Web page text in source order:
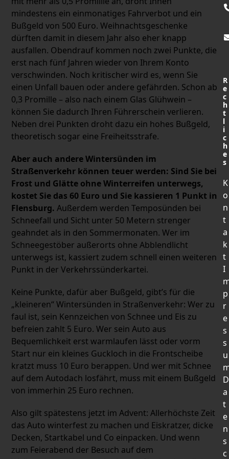
mindestens ein einmonatiges Fahrverbot und ein
Bußgeld von 500 Euro. Weihnachtsgeschenke
dürften damit in diesem Jahr also eher knapp
ausfallen. Obendrauf kommen noch zwei Punkte, die
erst nach fünf Jahren wieder von Ihrem Konto
verschwinden. Noch kritischer wird es, wenn Sie
einen Unfall bauen oder andere gefährden. Schon ab
0,3 Promille – also nach einem Glas Glühwein –
können Sie dadurch Ihren Führerschein verlieren.
Neben drei Punkten droht dazu ein hohes Bußgeld,
theoretisch sogar eine Freiheitsstrafe.
Aber auch andere Wintersünden im
Straßenverkehr können teuer werden: Sind Sie bei
Frost und Glätte ohne Winterreifen unterwegs,
kostet Sie das 60 Euro und Sie kassieren 1 Punkt in
Flensburg. Außerdem werden Temposünden bei
Schneefall und Sicht unter 50 Metern strenger
geahndet als in den Sommermonaten. Wer im
Schneegestöber außerorts ohne Abblendlicht
unterwegs ist, kassiert zudem schnell einen weiteren
Punkt in der Verkehrssünderkartei.
Keine Punkte, dafür aber Bußgeld, gibt’s für die
„kleineren“ Wintersünden in Straßenverkehr: Wer zu
faul ist, sein Kennzeichen von Schnee und Eis zu
befreien zahlt 5 Euro. Wer sein Auto aus
Bequemlichkeit erst warmlaufen lässt oder vorm
Start nur ein kleines Guckloch in die Frontscheibe
kratzt muss 10 Euro berappen. Und wer mit Schnee
auf dem Autodach losfährt, muss mit einem Bußgeld
von immerhin 25 Euro rechnen.
Also gilt spätestens jetzt im Advent: Allerhöchste Zeit
das Auto winterfest zu machen und Eiskratzer, dicke
Decken, Startkabel und Co einpacken. Und wenn
zum Feierabend der Besuch auf dem
R
e
c
h
t
l
i
c
h
e
s
K
o
n
t
a
k
t
I
p
r
e
s
s
u
D
a
t
e
n
s
c